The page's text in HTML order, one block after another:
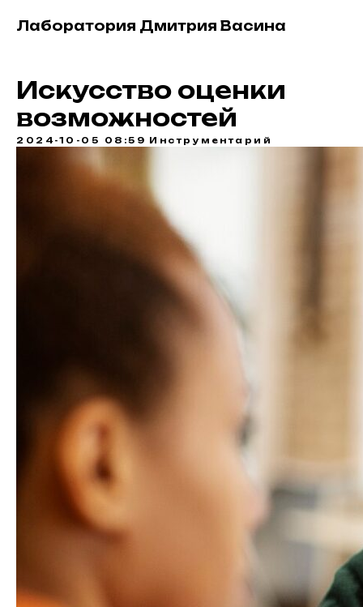
Лаборатория Дмитрия Васина
Искусство оценки
возможностей
2024-10-05 08:59 Инструментарий